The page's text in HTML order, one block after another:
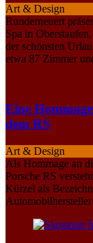
Art & Design
Runderneuert
Spa in
der schönsten
etwa 87 Zimmer
Eine
dem RS
Art & Design
Als Hommage an
Porsche RS
Kürzel als